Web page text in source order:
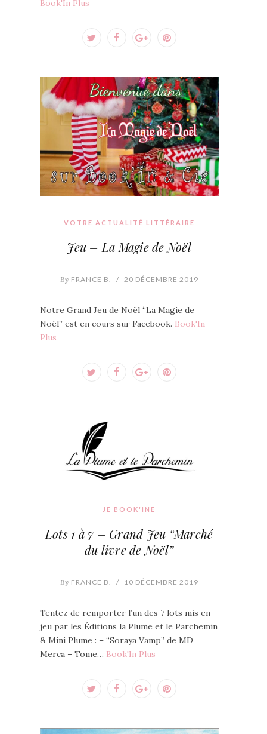
Book'In Plus
VOTRE ACTUALITÉ LITTÉRAIRE
Jeu – La Magie de Noël
By FRANCE B. / 20 DÉCEMBRE 2019
Notre Grand Jeu de Noël “La Magie de
Noël” est en cours sur Facebook. Book'In
Plus
JE BOOK'INE
Lots 1 à 7 – Grand Jeu “Marché
du livre de Noël”
By FRANCE B. / 10 DÉCEMBRE 2019
Tentez de remporter l’un des 7 lots mis en
jeu par les Éditions la Plume et le Parchemin
& Mini Plume : – “Soraya Vamp” de MD
Merca – Tome… Book'In Plus